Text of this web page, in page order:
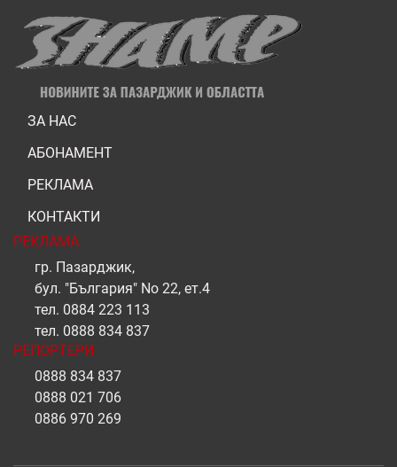
ЗА НАС
АБОНАМЕНТ
РЕКЛАМА
КОНТАКТИ
РЕКЛАМА
гр. Пазарджик,
бул. "България" No 22, ет.4
тел. 0884 223 113
тел. 0888 834 837
РЕПОРТЕРИ
0888 834 837
0888 021 706
0886 970 269